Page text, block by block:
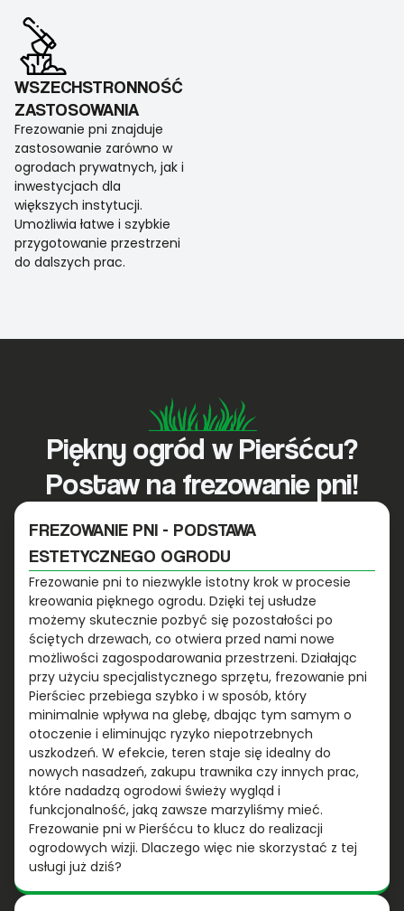
WSZECHSTRONNOŚĆ
ZASTOSOWANIA
Frezowanie pni znajduje
zastosowanie zarówno w
ogrodach prywatnych, jak i
inwestycjach dla
większych instytucji.
Umożliwia łatwe i szybkie
przygotowanie przestrzeni
do dalszych prac.
Piękny ogród w Pierśćcu?
Postaw na frezowanie pni!
FREZOWANIE PNI - PODSTAWA
ESTETYCZNEGO OGRODU
Frezowanie pni to niezwykle istotny krok w procesie
kreowania pięknego ogrodu. Dzięki tej usłudze
możemy skutecznie pozbyć się pozostałości po
ściętych drzewach, co otwiera przed nami nowe
możliwości zagospodarowania przestrzeni. Działając
przy użyciu specjalistycznego sprzętu, frezowanie pni
Pierściec przebiega szybko i w sposób, który
minimalnie wpływa na glebę, dbając tym samym o
otoczenie i eliminując ryzyko niepotrzebnych
uszkodzeń. W efekcie, teren staje się idealny do
nowych nasadzeń, zakupu trawnika czy innych prac,
które nadadzą ogrodowi świeży wygląd i
funkcjonalność, jaką zawsze marzyliśmy mieć.
Frezowanie pni w Pierśćcu to klucz do realizacji
ogrodowych wizji. Dlaczego więc nie skorzystać z tej
usługi już dziś?